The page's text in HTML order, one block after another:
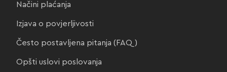
Načini plaćanja
Izjava o povjerljivosti
Često postavljena pitanja (FAQ)
Opšti uslovi poslovanja